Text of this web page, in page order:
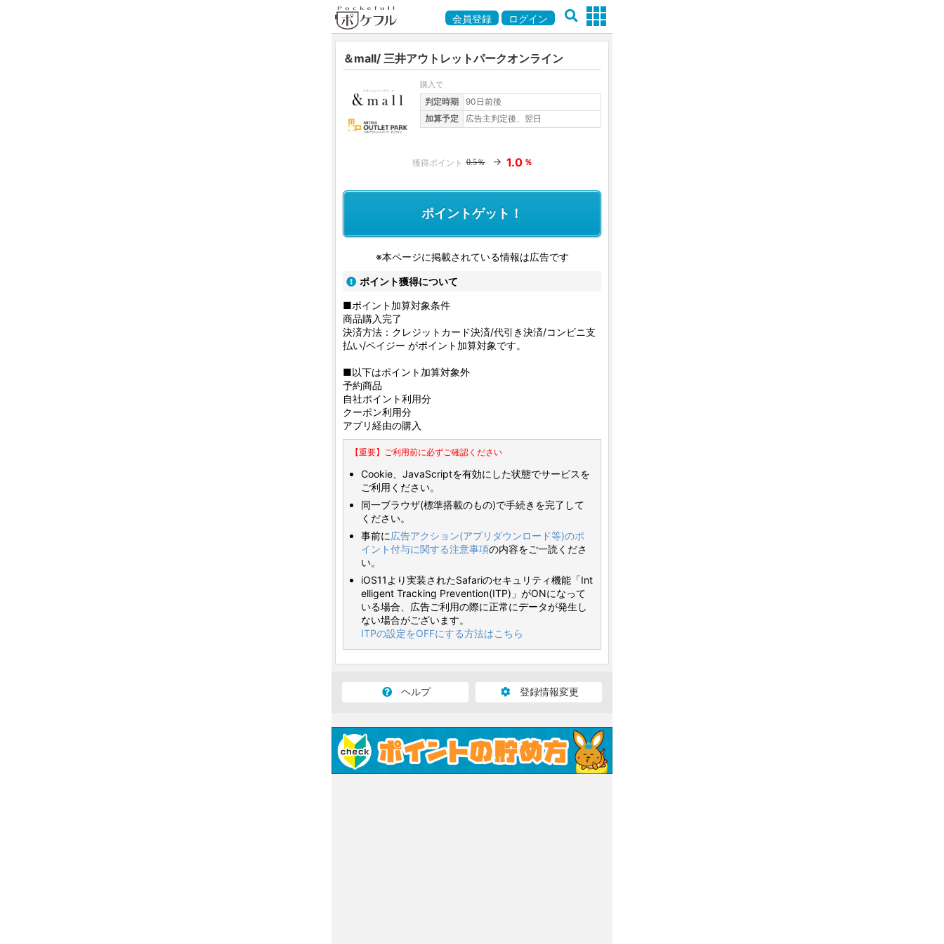
会員登録 ログイン
＆mall/ 三井アウトレットパークオンライン
購入で
判定時期
90日前後
加算予定
広告主判定後、翌日
0.5％ → 1.0 ％
ポイントゲット！
※本ページに掲載されている情報は広告です
ポイント獲得について
■ポイント加算対象条件
商品購入完了
決済方法：クレジットカード決済/代引き決済/コンビニ支
払い/ペイジー がポイント加算対象です。
■以下はポイント加算対象外
予約商品
自社ポイント利用分
クーポン利用分
アプリ経由の購入
【重要】ご利用前に必ずご確認ください
Cookie、JavaScriptを有効にした状態でサービスを
ご利用ください。
同一ブラウザ(標準搭載のもの)で手続きを完了して
ください。
事前に広告アクション(アプリダウンロード等)のポ
イント付与に関する注意事項の内容をご一読くださ
い。
iOS11より実装されたSafariのセキュリティ機能「Int
elligent Tracking Prevention(ITP)」がONになって
いる場合、広告ご利用の際に正常にデータが発生し
ない場合がございます。
ITPの設定をOFFにする方法はこちら
ヘルプ 登録情報変更